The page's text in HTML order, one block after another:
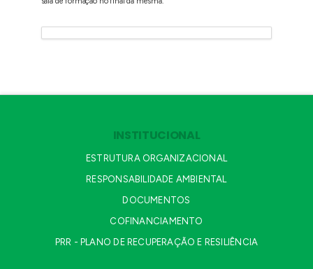
INSTITUCIONAL
ESTRUTURA ORGANIZACIONAL
RESPONSABILIDADE AMBIENTAL
DOCUMENTOS
COFINANCIAMENTO
PRR - PLANO DE RECUPERAÇÃO E RESILIÊNCIA